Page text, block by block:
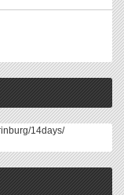
14days/